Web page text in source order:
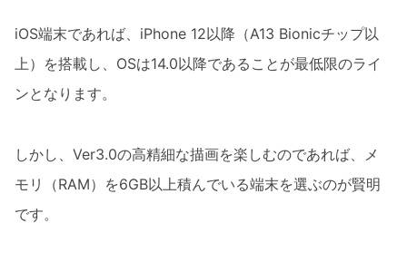
iOS端末であれば、iPhone 12以降（A13 Bionicチップ以
上）を搭載し、OSは14.0以降であることが最低限のライ
ンとなります。
しかし、Ver3.0の高精細な描画を楽しむのであれば、メ
モリ（RAM）を6GB以上積んでいる端末を選ぶのが賢明
です。